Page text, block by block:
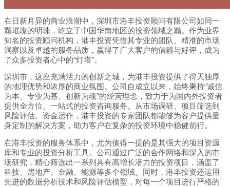
在日新月异的商业浪潮中，深圳市港丰投资顾问有限公司如同一
颗璀璨的明珠，屹立于中国华南地区的投资领域之巅。作为业界
知名的投资顾问机构，港丰投资凭借其专业的团队、精准的市场
洞察以及卓越的服务品质，赢得了广大客户的信赖与好评，成为
了众多投资者心中的“灯塔”。
深圳市，这座充满活力的创新之城，为港丰投资提供了得天独厚
的地理优势和浓厚的商业氛围。公司自成立以来，始终秉持“诚信
为本、专业为基、创新为魂”的经营理念，致力于为国内外投资者
提供全方位、一站式的投资咨询服务。从市场调研、项目筛选到
风险评估、资金运作，港丰投资的专家团队都能够为客户提供量
身定制的解决方案，助力客户在复杂的投资环境中稳健前行。
在港丰投资的服务体系中，尤为值得一提的是其强大的项目资源
库和专业的投资分析工具。公司通过广泛的合作网络和深入的市
场研究，精心筛选出一系列具有高增长潜力的投资项目，涵盖了
科技、房地产、金融、能源等多个领域。同时，港丰投资还运用
先进的数据分析技术和风险评估模型，对每一个项目进行严格的